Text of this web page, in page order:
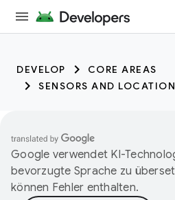
DEVELOP
CORE AREAS
SENSORS AND LOCATION
Google verwendet KI-
bevorzugte Sprache zu
können Fehler enthalten.